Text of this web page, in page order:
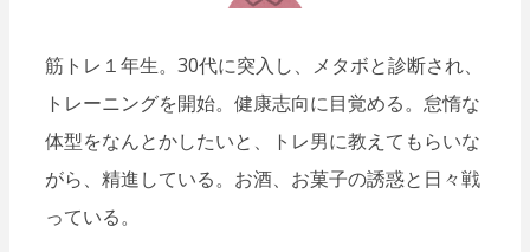
筋トレ１年生。30代に突入し、メタボと診断され、
トレーニングを開始。健康志向に目覚める。怠惰な
体型をなんとかしたいと、トレ男に教えてもらいな
がら、精進している。お酒、お菓子の誘惑と日々戦
っている。